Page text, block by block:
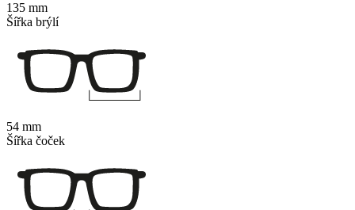
135 mm
Šířka brýlí
54 mm
Šířka čoček